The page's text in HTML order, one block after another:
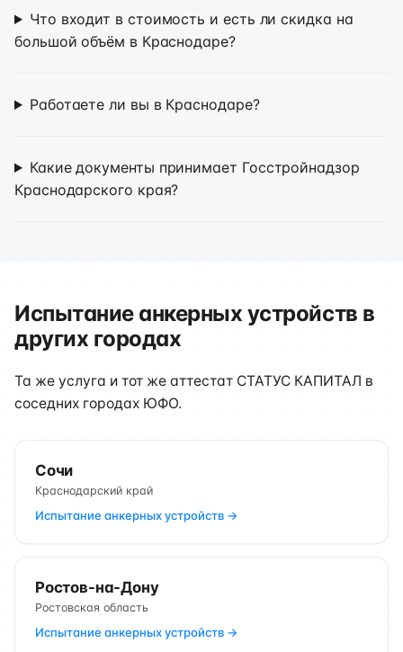
Что входит в стоимость и есть ли скидка на
большой объём в Краснодаре?
Работаете ли вы в Краснодаре?
Какие документы принимает Госстройнадзор
Краснодарского края?
Испытание анкерных устройств в
других городах
Та же услуга и тот же аттестат СТАТУС КАПИТАЛ в
соседних городах ЮФО.
Сочи
Краснодарский край
Испытание анкерных устройств →
Ростов-на-Дону
Ростовская область
Испытание анкерных устройств →